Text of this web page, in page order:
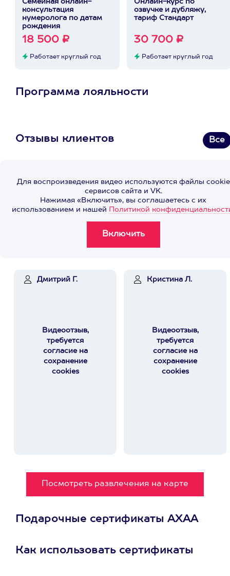
Семейная онлайн-
консультация
нумеролога по датам
рождения
18 500 ₽
Работает круглый год
Онлайн-курс по
озвучке и дубляжу,
тариф Стандарт
30 700 ₽
Работает круглый год
Программа лояльности
Отзывы клиентов Все
Для воспроизведения видео используются файлы cookie
сервисов сайта и VK.
Нажимая «Включить», вы соглашаетесь с их
использованием и нашей Политикой
Дмитрий Г.
Видеоотзыв,
требуется
согласие на
сохранение
cookies
Кристина Л.
Видеоотзыв,
требуется
согласие на
сохранение
cookies
Посмотреть развлечения на карте
Подарочные сертификаты АХАА
Как использовать сертификаты